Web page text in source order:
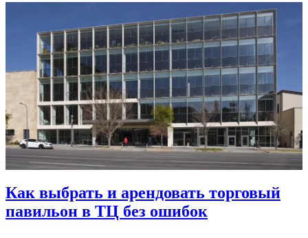
Как выбрать и арендовать торговый
павильон в ТЦ без ошибок